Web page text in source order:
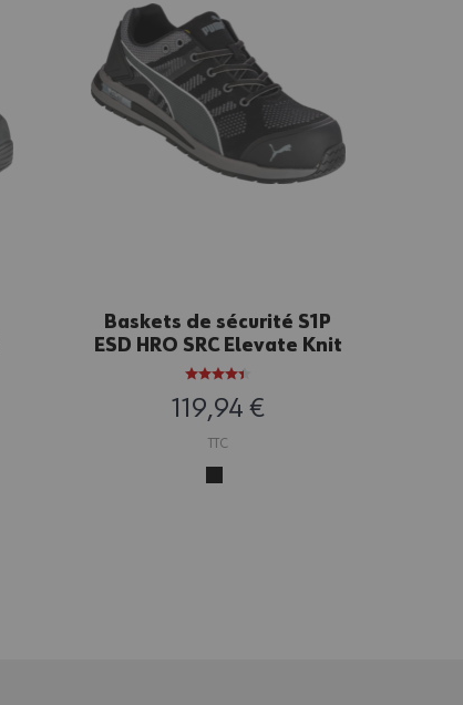
Baskets de sécurité S1P
ESD HRO SRC Elevate Knit
Black Puma noires
119,94 €
TTC